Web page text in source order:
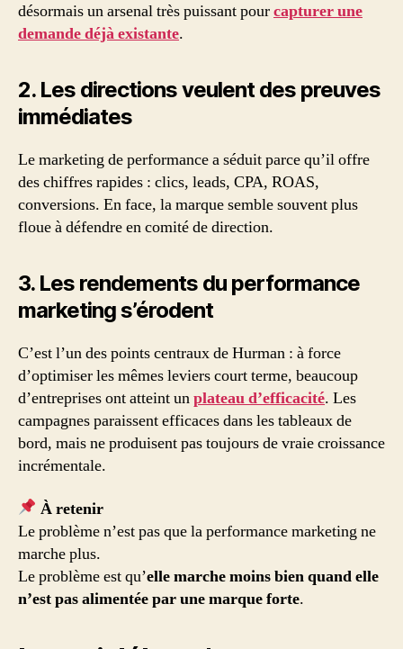
désormais un arsenal très puissant pourcapturer une
demande déjà existante.
2. Les directions veulent des preuves
immédiates
Le marketing de performance a séduit parce qu’il offre
des chiffres rapides : clics, leads, CPA, ROAS,
conversions. En face, la marque semble souvent plus
floue à défendre en comité de direction.
3. Les rendements du performance
marketing s’érodent
C’est l’un des points centraux de Hurman : à force
d’optimiser les mêmes leviers court terme, beaucoup
d’entreprises ont atteint unplateau d’efficacité. Les
campagnes paraissent efficaces dans les tableaux de
bord, mais ne produisent pas toujours de vraie croissance
incrémentale.
À retenir
Le problème n’est pas que la performance marketing ne
marche plus.
Le problème est qu’elle marche moins bien quand elle
n’est pas alimentée par une marque forte.